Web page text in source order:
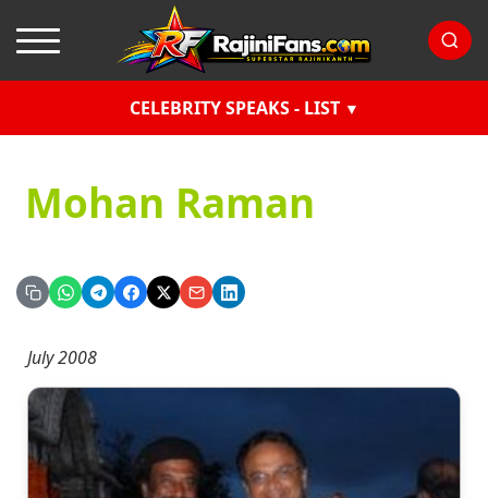
CELEBRITY SPEAKS - LIST
Mohan Raman
July 2008